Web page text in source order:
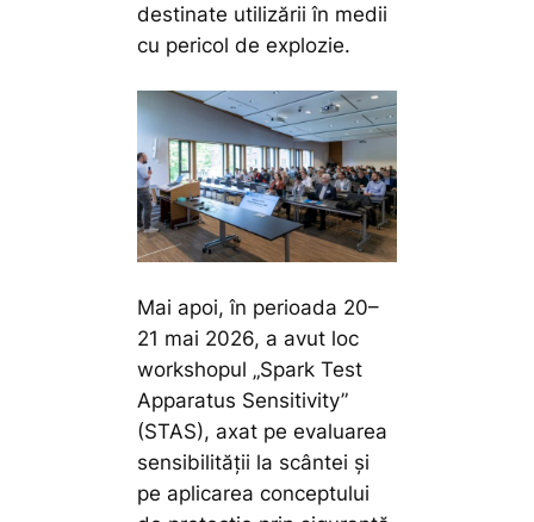
destinate utilizării în medii
cu pericol de explozie.
Mai apoi, în perioada 20–
21 mai 2026, a avut loc
workshopul „Spark Test
Apparatus Sensitivity”
(STAS), axat pe evaluarea
sensibilității la scântei și
pe aplicarea conceptului